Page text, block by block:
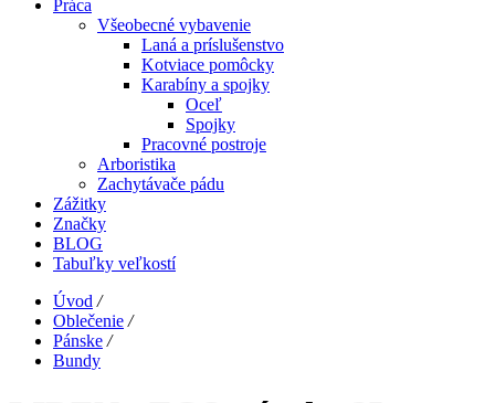
Práca
Všeobecné vybavenie
Laná a príslušenstvo
Kotviace pomôcky
Karabíny a spojky
Oceľ
Spojky
Pracovné postroje
Arboristika
Zachytávače pádu
Zážitky
Značky
BLOG
Tabuľky veľkostí
Úvod /
Oblečenie /
Pánske /
Bundy